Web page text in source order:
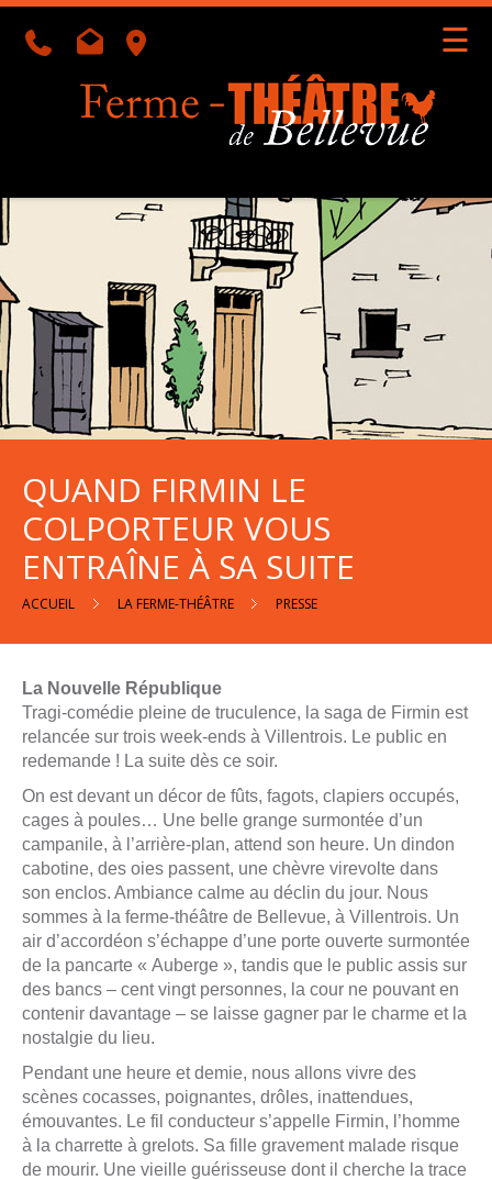
Accueil
l'Équipe
l'Agenda
En
Tournée
Groupes
Contact
Appelez-
nous
☰
QUAND FIRMIN LE
COLPORTEUR VOUS
ENTRAÎNE À SA SUITE
ACCUEIL LA FERME-THÉÂTRE PRESSE
La Nouvelle République
Tragi-comédie pleine de truculence, la saga de Firmin est
relancée sur trois week-ends à Villentrois. Le public en
redemande ! La suite dès ce soir.
On est devant un décor de fûts, fagots, clapiers occupés,
cages à poules… Une belle grange surmontée d’un
campanile, à l’arrière-plan, attend son heure. Un dindon
cabotine, des oies passent, une chèvre virevolte dans
son enclos. Ambiance calme au déclin du jour. Nous
sommes à la ferme-théâtre de Bellevue, à Villentrois. Un
air d’accordéon s’échappe d’une porte ouverte surmontée
de la pancarte « Auberge », tandis que le public assis sur
des bancs – cent vingt personnes, la cour ne pouvant en
contenir davantage – se laisse gagner par le charme et la
nostalgie du lieu.
Pendant une heure et demie, nous allons vivre des
scènes cocasses, poignantes, drôles, inattendues,
émouvantes. Le fil conducteur s’appelle Firmin, l’homme
à la charrette à grelots. Sa fille gravement malade risque
de mourir. Une vieille guérisseuse dont il cherche la trace